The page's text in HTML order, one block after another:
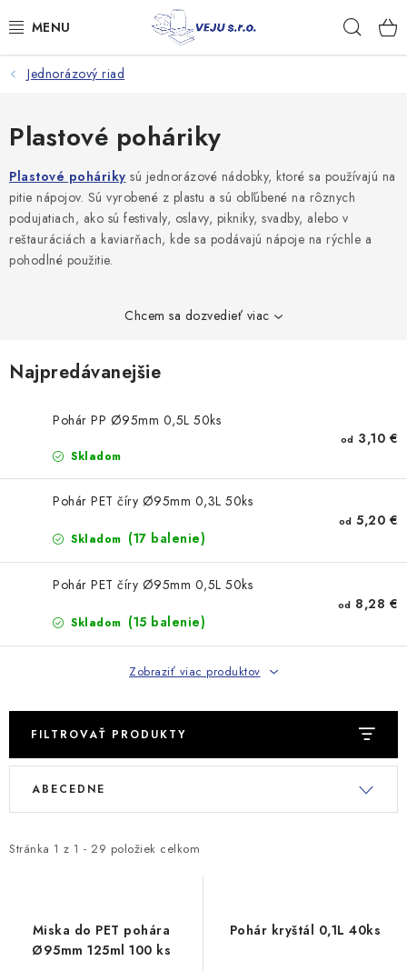
na
TAŠKY A VRECKÁ
FÓLIE, PAPIER, RUKAVICE
JEDNORÁZOVÝ RIAD
OBALY NA JEDLO
VRECIA NA ODPAD, HYGIENA
PÁSKY A DOPLNKY
Kontakty Doprava a platba
Jednorázový riad
Plastové poháriky
Plastové poháriky sú jednorázové nádobky, ktoré sa používajú na
pitie nápojov. Sú vyrobené z plastu a sú obľúbené na rôznych
podujatiach, ako sú festivaly, oslavy, pikniky, svadby, alebo v
reštauráciách a kaviarňach, kde sa podávajú nápoje na rýchle a
pohodlné použitie.
Chcem sa dozvedieť viac
Najpredávanejšie
Pohár PP Ø95mm 0,5L 50ks
Skladom
od 3,10 €
Pohár PET číry Ø95mm 0,3L 50ks
Skladom (17 balenie)
od 5,20 €
Pohár PET číry Ø95mm 0,5L 50ks
Skladom (15 balenie)
od 8,28 €
Zobraziť viac produktov
FILTROVAŤ PRODUKTY
V
i
Stránka 1 z 1 - 29 položiek celkom
R
e
ABECEDNE
Miska do PET pohára
Ø95mm 125ml 100 ks
Pohár kryštál 0,1L 40ks